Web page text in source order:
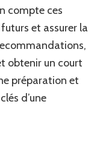
compte ces
et assurer la
obtenir un court
préparation et
d’une